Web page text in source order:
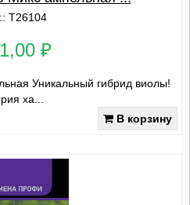
Т26104
₽
Уникальный гибрид виолы!
ха...
В корзину